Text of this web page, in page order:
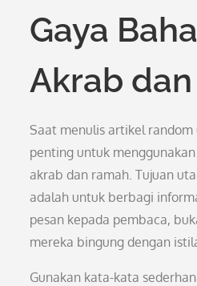
Gaya
Akrab
Saat menulis artikel random
penting untuk
akrab dan ramah. Tujuan
adalah untuk berbagi
pesan kepada pembaca,
mereka bingung dengan
Gunakan kata-kata